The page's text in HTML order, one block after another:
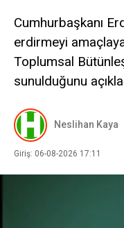
Cumhurbaşkanı
erdirmeyi
Toplumsal
sunulduğunu
Neslihan Kaya
Giriş: 06-08-2026 17:11